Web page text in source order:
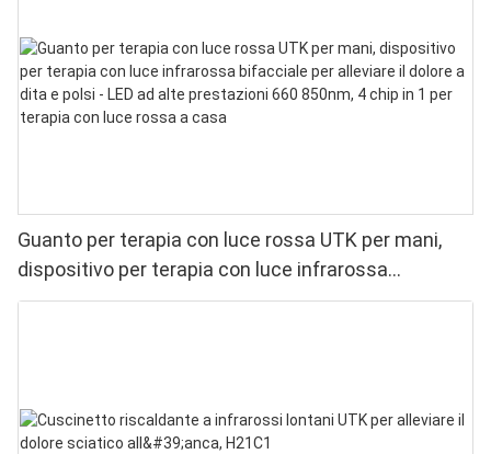
Guanto per terapia con luce rossa UTK per mani,
dispositivo per terapia con luce infrarossa
bifacciale per alleviare il dolore a dita e polsi - LED